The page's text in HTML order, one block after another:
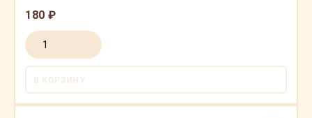
180 ₽
В КОРЗИНУ